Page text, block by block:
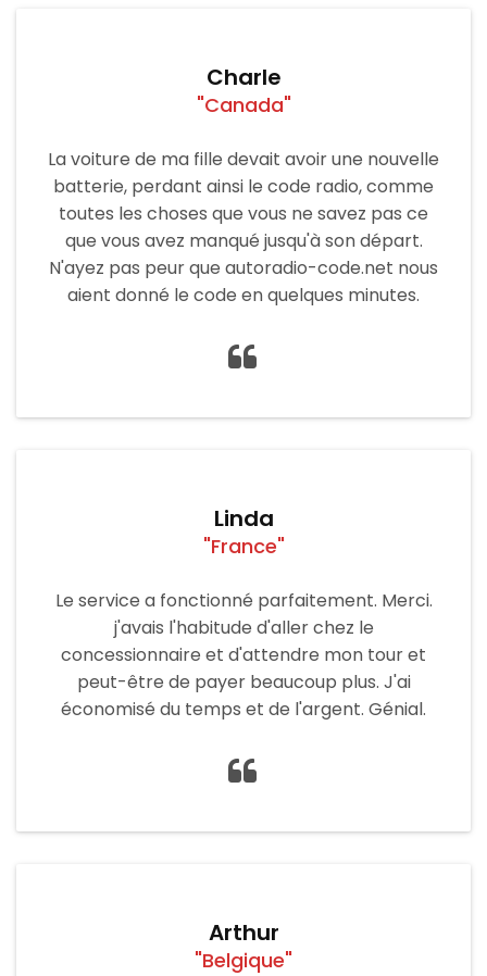
Charle
"Canada"
La voiture de ma fille devait avoir une nouvelle
batterie, perdant ainsi le code radio, comme
toutes les choses que vous ne savez pas ce
que vous avez manqué jusqu'à son départ.
N'ayez pas peur que autoradio-code.net nous
aient donné le code en quelques minutes.
Linda
"France"
Le service a fonctionné parfaitement. Merci.
j'avais l'habitude d'aller chez le
concessionnaire et d'attendre mon tour et
peut-être de payer beaucoup plus. J'ai
économisé du temps et de l'argent. Génial.
Arthur
"Belgique"